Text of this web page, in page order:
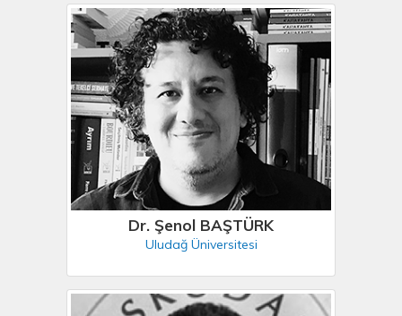
Dr. Şenol BAŞTÜRK
Uludağ Üniversitesi